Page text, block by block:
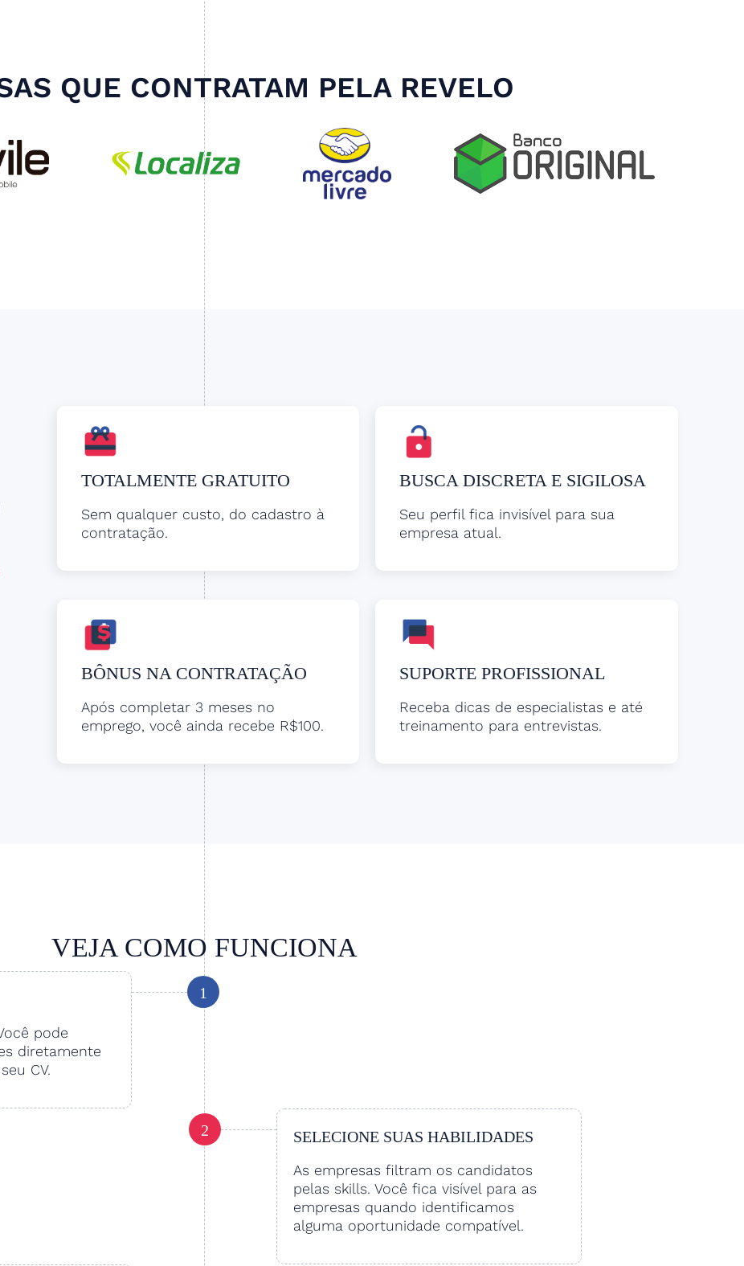
QUE CONTRATAM PELA REVELO
TOTALMENTE GRATUITO
Sem qualquer custo, do cadastro à
contratação.
BUSCA DISCRETA E SIGILOSA
Seu perfil fica invisível para sua
empresa atual.
BÔNUS NA CONTRATAÇÃO
Após completar 3 meses no
emprego, você ainda recebe R$100.
SUPORTE PROFISSIONAL
Receba dicas de especialistas e até
treinamento para entrevistas.
VEJA COMO FUNCIONA
1
pode
diretamente
CV.
2 SELECIONE SUAS HABILIDADES
As empresas filtram os candidatos
pelas skills. Você fica visível para as
empresas quando identificamos
alguma oportunidade compatível.